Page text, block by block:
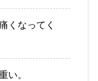
くなってく
い。